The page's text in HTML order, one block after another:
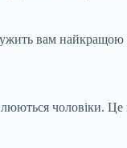
вам
чоловіки.